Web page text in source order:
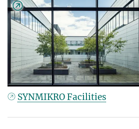
SYNMIKRO Facilities